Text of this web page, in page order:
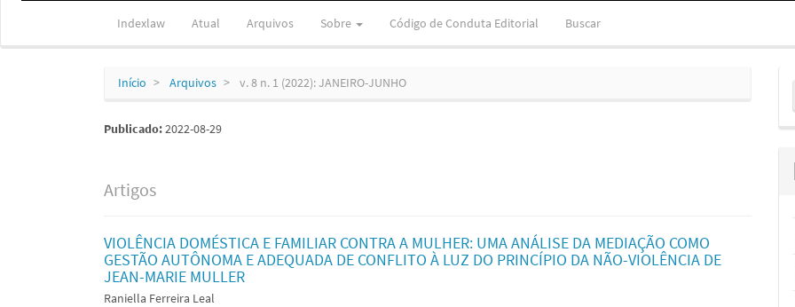
Indexlaw Atual Arquivos Sobre Código de Conduta Editorial Buscar
Início Arquivos v. 8 n. 1 (2022): JANEIRO-JUNHO
Publicado:2022-08-29
Artigos
VIOLÊNCIA DOMÉSTICA E FAMILIAR CONTRA A MULHER: UMA ANÁLISE DA MEDIAÇÃO COMO
GESTÃO AUTÔNOMA E ADEQUADA DE CONFLITO À LUZ DO PRINCÍPIO DA NÃO-VIOLÊNCIA DE
JEAN-MARIE MULLER
Raniella Ferreira Leal